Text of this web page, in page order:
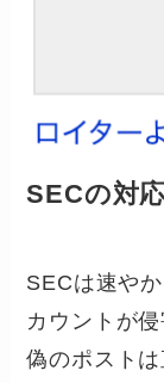
SECの対応
SECは速や
カウントが
偽のポスト